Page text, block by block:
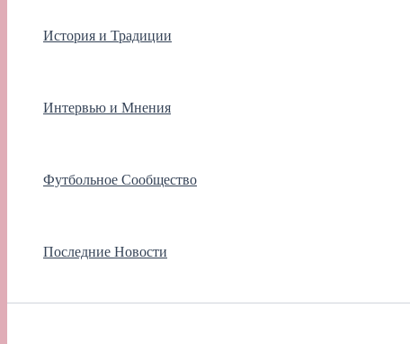
История и Традиции
Интервью и Мнения
Футбольное Сообщество
Последние Новости